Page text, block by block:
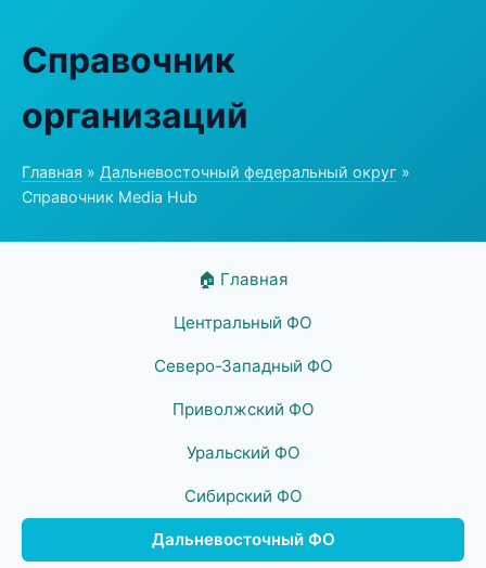
Справочник
организаций
Главная » Дальневосточный федеральный округ »
Справочник Media Hub
🏠 Главная
Центральный ФО
Северо-Западный ФО
Приволжский ФО
Уральский ФО
Сибирский ФО
Дальневосточный ФО